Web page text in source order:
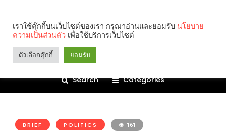
Search Categories
BRIEF POLITICS 161
เราใช้คุ๊กกี้บนเว็บไซต์ของเรา กรุณาอ่านและยอมรับ นโยบาย
ความเป็นส่วนตัว เพื่อใช้บริการเว็บไซต์
ตัวเลือกคุ๊กกี้ ยอมรับ